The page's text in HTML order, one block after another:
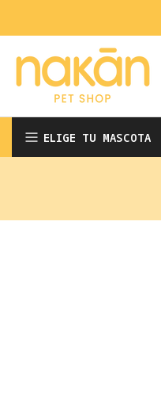
contenido
ELIGE TU MASCOTA